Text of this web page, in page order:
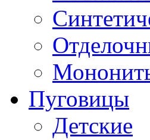
Пуговицы
Детские